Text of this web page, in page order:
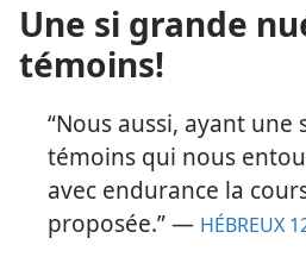
Une si grande
témoins!
“Nous aussi, ayant
témoins qui nous
avec endurance la
proposée.” — HÉBREUX